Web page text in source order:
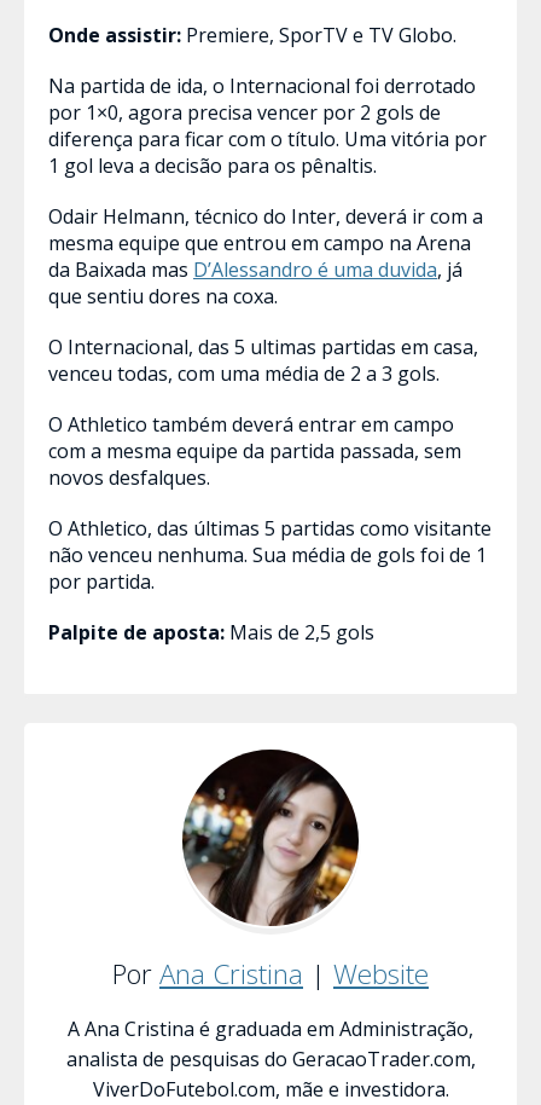
Onde assistir: Premiere, SporTV e TV Globo.
Na partida de ida, o Internacional foi derrotado
por 1×0, agora precisa vencer por 2 gols de
diferença para ficar com o título. Uma vitória por
1 gol leva a decisão para os pênaltis.
Odair Helmann, técnico do Inter, deverá ir com a
mesma equipe que entrou em campo na Arena
da Baixada mas D’Alessandro é uma duvida, já
que sentiu dores na coxa.
O Internacional, das 5 ultimas partidas em casa,
venceu todas, com uma média de 2 a 3 gols.
O Athletico também deverá entrar em campo
com a mesma equipe da partida passada, sem
novos desfalques.
O Athletico, das últimas 5 partidas como visitante
não venceu nenhuma. Sua média de gols foi de 1
por partida.
Palpite de aposta: Mais de 2,5 gols
PorAna Cristina | Website
A Ana Cristina é graduada em Administração,
analista de pesquisas do GeracaoTrader.com,
ViverDoFutebol.com, mãe e investidora.